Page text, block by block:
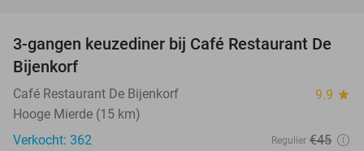
30%
3-gangen keuzediner bij Café Restaurant De
Bijenkorf
Café Restaurant De Bijenkorf 9.9 star
Hooge Mierde (15 km)
Verkocht: 362
Regulier €45